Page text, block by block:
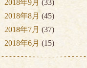
2018年9月 (33)
2018年8月 (45)
2018年7月 (37)
2018年6月 (15)